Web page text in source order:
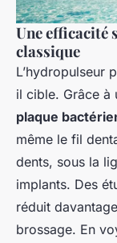
Une efficacité
classique
L’hydropulseur
il cible. Grâce à
plaque
même le fil
dents, sous la
implants. Des
réduit
brossage. En